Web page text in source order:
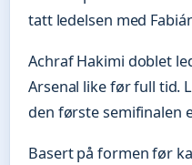
tatt ledelsen med
Achraf Hakimi doblet
Arsenal like før full tid.
den første semifinalen
Basert på formen før